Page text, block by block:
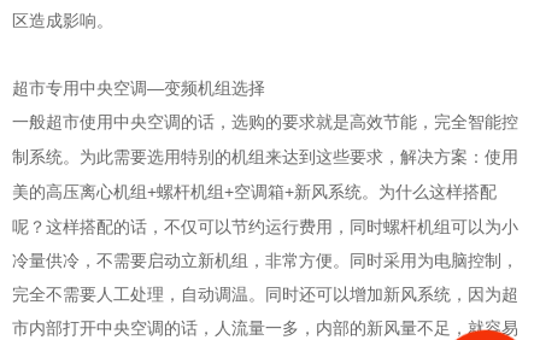
区造成影响。
超市专用中央空调—变频机组选择
一般超市使用中央空调的话，选购的要求就是高效节能，完全智能控
制系统。为此需要选用特别的机组来达到这些要求，解决方案：使用
美的高压离心机组+螺杆机组+空调箱+新风系统。为什么这样搭配
呢？这样搭配的话，不仅可以节约运行费用，同时螺杆机组可以为小
冷量供冷，不需要启动立新机组，非常方便。同时采用为电脑控制，
完全不需要人工处理，自动调温。同时还可以增加新风系统，因为超
市内部打开中央空调的话，人流量一多，内部的新风量不足，就容易